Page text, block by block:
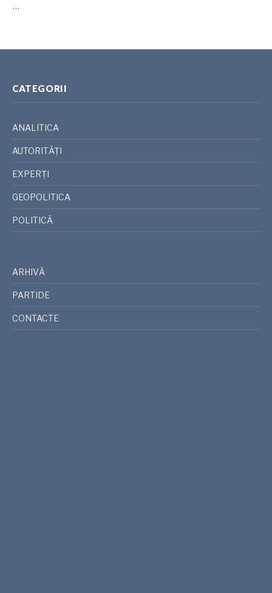
…
CATEGORII
ANALITICA
AUTORITĂȚI
EXPERȚI
GEOPOLITICA
POLITICĂ
ARHIVĂ
PARTIDE
CONTACTE